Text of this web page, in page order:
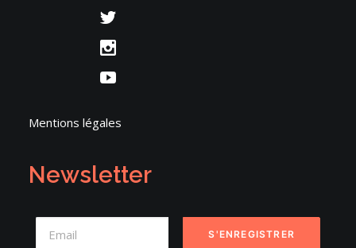
Mentions légales
Newsletter